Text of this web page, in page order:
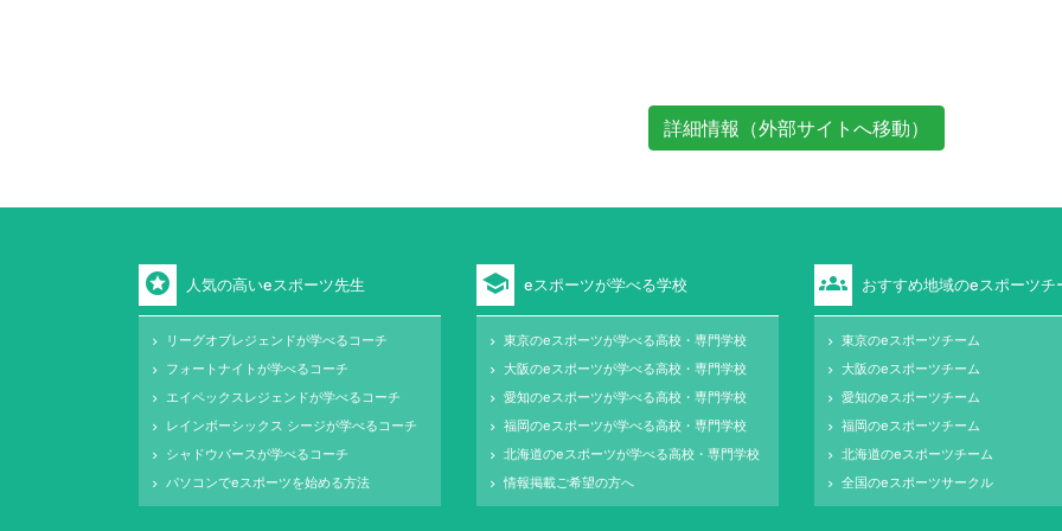
詳細情報（外部サイトへ移動）
stars 人気の高いeスポーツ先生
keyboard_arrow_right リーグオブレジェンドが学べるコーチ
keyboard_arrow_right フォートナイトが学べるコーチ
keyboard_arrow_right エイペックスレジェンドが学べるコーチ
keyboard_arrow_right レインボーシックス シージが学べるコーチ
keyboard_arrow_right シャドウバースが学べるコーチ
keyboard_arrow_right パソコンでeスポーツを始める方法
school eスポーツが学べる学校
keyboard_arrow_right 東京のeスポーツが学べる高校・専門学校
keyboard_arrow_right 大阪のeスポーツが学べる高校・専門学校
keyboard_arrow_right 愛知のeスポーツが学べる高校・専門学校
keyboard_arrow_right 福岡のeスポーツが学べる高校・専門学校
keyboard_arrow_right 北海道のeスポーツが学べる高校・専門学校
keyboard_arrow_right 情報掲載ご希望の方へ
groups おすすめ地域のeスポーツチ
keyboard_arrow_right 東京のeスポーツチーム
keyboard_arrow_right 大阪のeスポーツチーム
keyboard_arrow_right 愛知のeスポーツチーム
keyboard_arrow_right 福岡のeスポーツチーム
keyboard_arrow_right 北海道のeスポーツチーム
keyboard_arrow_right 全国のeスポーツサークル